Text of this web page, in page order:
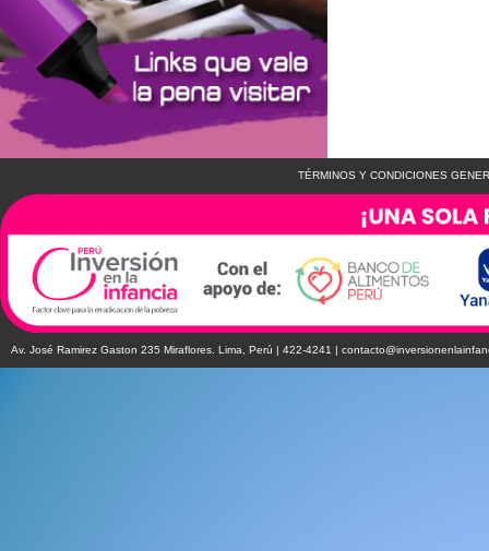
TÉRMINOS Y CONDICIONES
Av. José Ramirez Gaston 235 Miraflores. Lima, Perú | 422-4241 |